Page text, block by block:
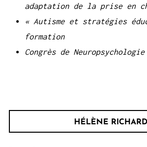
adaptation de la prise en
« Autisme et stratégies
formation
Congrès de
HÉLÈNE RICHARD